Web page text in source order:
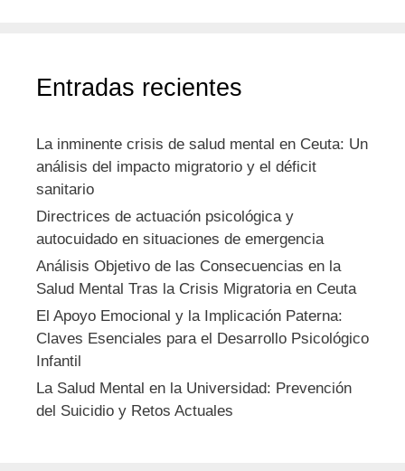
Entradas recientes
La inminente crisis de salud mental en Ceuta: Un
análisis del impacto migratorio y el déficit
sanitario
Directrices de actuación psicológica y
autocuidado en situaciones de emergencia
Análisis Objetivo de las Consecuencias en la
Salud Mental Tras la Crisis Migratoria en Ceuta
El Apoyo Emocional y la Implicación Paterna:
Claves Esenciales para el Desarrollo Psicológico
Infantil
La Salud Mental en la Universidad: Prevención
del Suicidio y Retos Actuales